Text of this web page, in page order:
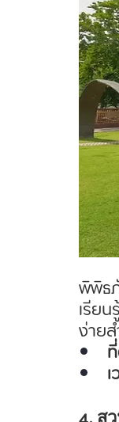
พิพิธ
เรีย
ง่าย
4. ส